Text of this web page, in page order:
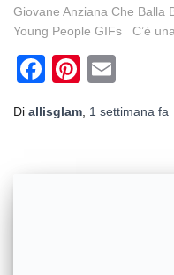
Giovane Anziana Che Balla
Young People GIFs C’è una
Facebook
Di allisglam 1 settimana fa